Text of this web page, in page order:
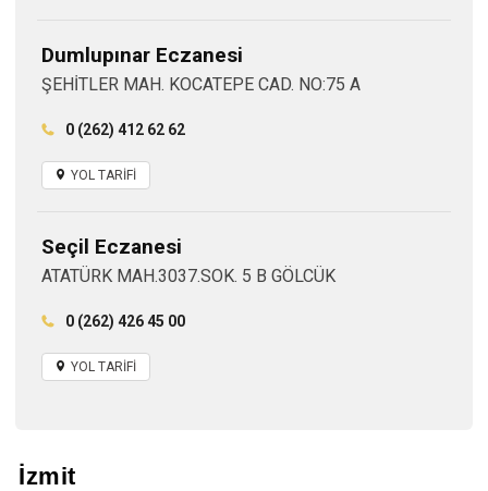
Dumlupınar Eczanesi
ŞEHİTLER MAH. KOCATEPE CAD. NO:75 A
0 (262) 412 62 62
YOL TARİFİ
Seçil Eczanesi
ATATÜRK MAH.3037.SOK. 5 B GÖLCÜK
0 (262) 426 45 00
YOL TARİFİ
İzmit